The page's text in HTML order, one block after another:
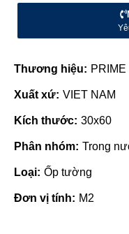
Thương hiệu: PRIME
Xuất xứ: VIET NAM
Kích thước: 30x60
Phân nhóm: Trong
Loại: Ốp tường
Đơn vị tính: M2